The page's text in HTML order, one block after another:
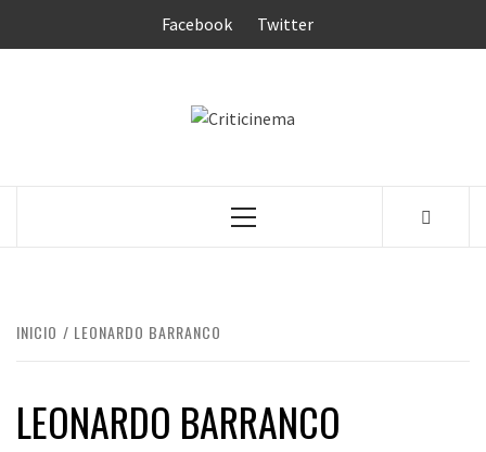
Facebook Twitter
Menú
INICIO LEONARDO BARRANCO
LEONARDO BARRANCO